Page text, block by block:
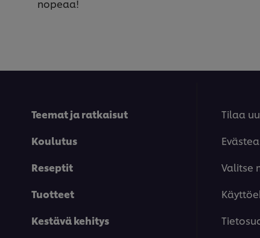
nopeaa!
Teemat ja ratkaisut
Koulutus
Reseptit
Tuotteet
Kestävä kehitys
Tilaa
Valitse